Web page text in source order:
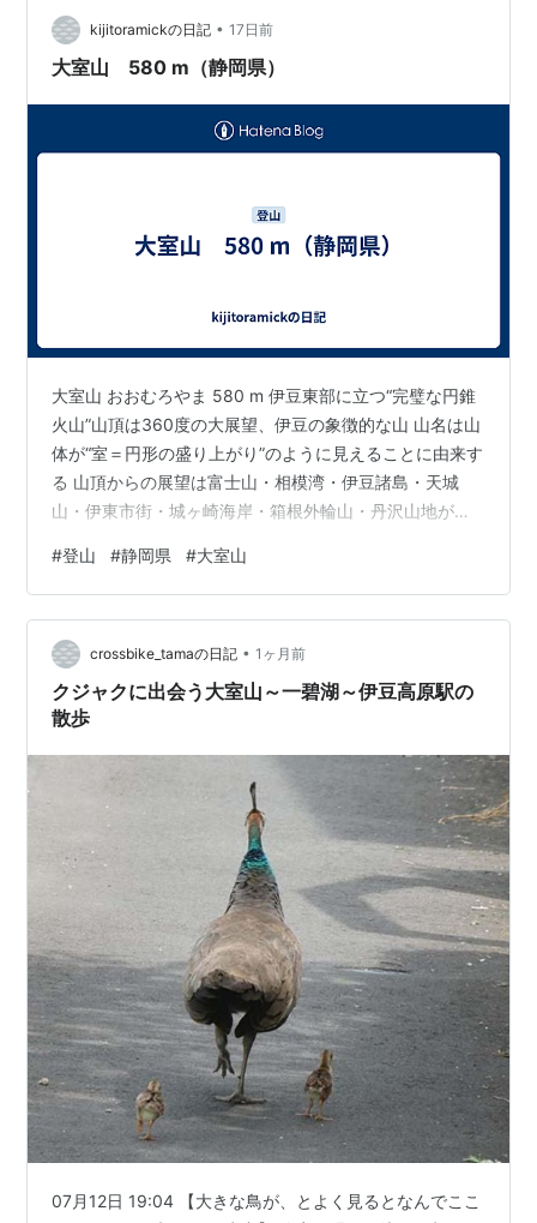
kijitoramickの日記 • 17日前
大室山 580 m（静岡県）
大室山 おおむろやま 580 m 伊豆東部に立つ“完璧な円錐
火山”山頂は360度の大展望、伊豆の象徴的な山 山名は山
体が“室＝円形の盛り上がり”のように見えることに由来す
る 山頂からの展望は富士山・相模湾・伊豆諸島・天城
山・伊東市街・城ヶ崎海岸・箱根外輪山・丹沢山地が望
#登山 #静岡県 #大室山
crossbike_tamaの日記 • 1ヶ月前
クジャクに出会う大室山～一碧湖～伊豆高原駅の
散歩
07月12日 19:04 【大きな鳥が、とよく見るとなんでここ